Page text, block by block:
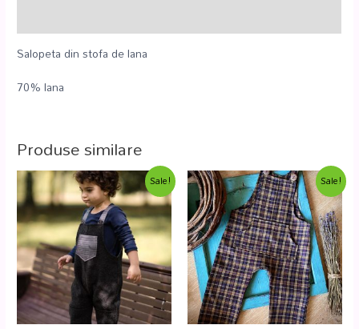
Salopeta din stofa de lana
70% lana
Produse similare
Sale! Sale!